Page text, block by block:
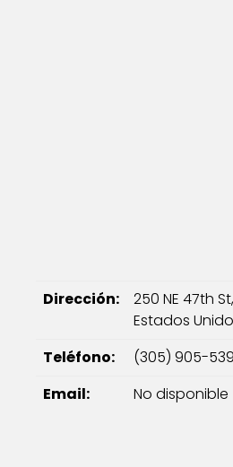
Dirección:
250 NE 47th
Estados
Teléfono:
(305) 905-
Email:
No disponible